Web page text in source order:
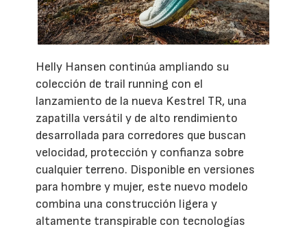
Helly Hansen continúa ampliando su
colección de trail running con el
lanzamiento de la nueva Kestrel TR, una
zapatilla versátil y de alto rendimiento
desarrollada para corredores que buscan
velocidad, protección y confianza sobre
cualquier terreno. Disponible en versiones
para hombre y mujer, este nuevo modelo
combina una construcción ligera y
altamente transpirable con tecnologías